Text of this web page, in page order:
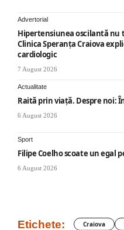
Advertorial
Hipertensiunea oscilantă nu
Clinica Speranța Craiova
cardiologic
7 August 2026
Actualitate
Raită prin viață. Despre noi:
6 August 2026
Sport
Filipe Coelho scoate un egal
6 August 2026
Etichete: Craiova